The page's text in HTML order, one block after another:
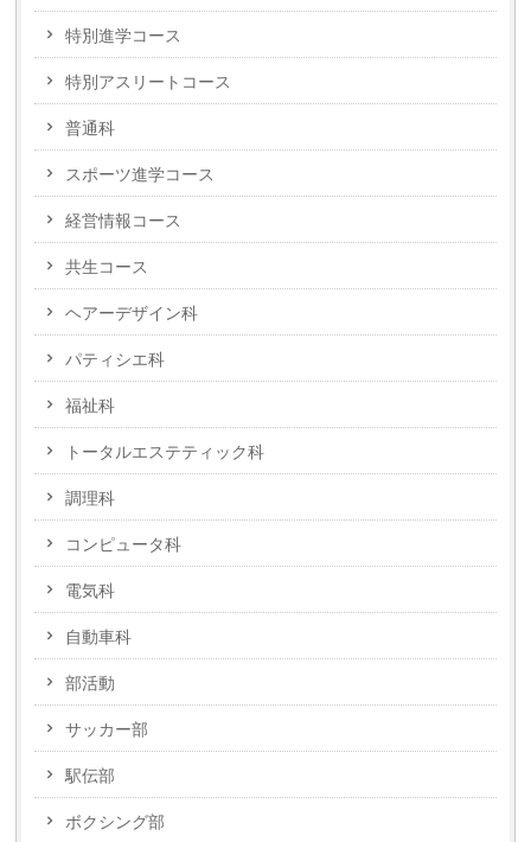
特別進学コース
特別アスリートコース
普通科
スポーツ進学コース
経営情報コース
共生コース
ヘアーデザイン科
パティシエ科
福祉科
トータルエステティック科
調理科
コンピュータ科
電気科
自動車科
部活動
サッカー部
駅伝部
ボクシング部